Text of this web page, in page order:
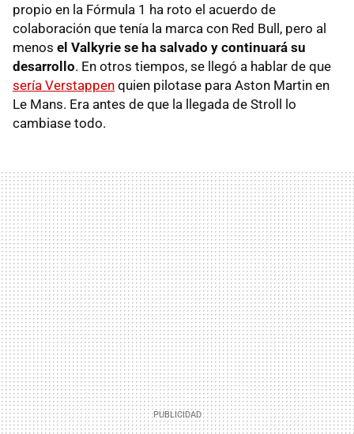
propio en la Fórmula 1 ha roto el acuerdo de
colaboración que tenía la marca con Red Bull, pero al
menos el Valkyrie se ha salvado y continuará su
desarrollo. En otros tiempos, se llegó a hablar de que
sería Verstappen quien pilotase para Aston Martin en
Le Mans. Era antes de que la llegada de Stroll lo
cambiase todo.